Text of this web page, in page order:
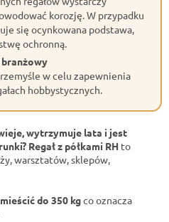
korozję. W przypadku
się ocynkowana podstawa,
ochronną.
w celu zapewnienia
hobbystycznych.
wytrzymuje lata i jest
Regał z półkami RH to
warsztatów, sklepów,
do 350 kgco oznacza